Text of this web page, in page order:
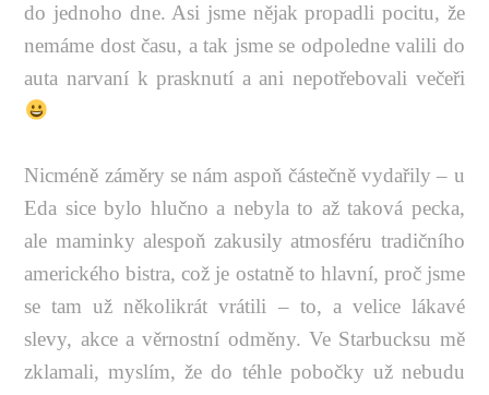
do jednoho dne. Asi jsme nějak propadli pocitu, že
nemáme dost času, a tak jsme se odpoledne valili do
auta narvaní k prasknutí a ani nepotřebovali večeři
Nicméně záměry se nám aspoň částečně vydařily – u
Eda sice bylo hlučno a nebyla to až taková pecka,
ale maminky alespoň zakusily atmosféru tradičního
amerického bistra, což je ostatně to hlavní, proč jsme
se tam už několikrát vrátili – to, a velice lákavé
slevy, akce a věrnostní odměny. Ve Starbucksu mě
zklamali, myslím, že do téhle pobočky už nebudu